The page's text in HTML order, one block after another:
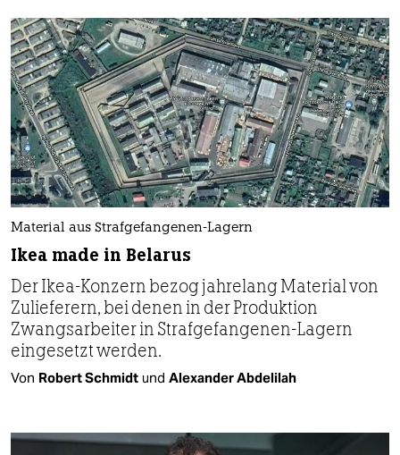
Material aus Strafgefangenen-Lagern
Ikea made in Belarus
Der Ikea-Konzern bezog jahrelang Material von
Zulieferern, bei denen in der Produktion
Zwangsarbeiter in Strafgefangenen-Lagern
eingesetzt werden.
Von Robert Schmidt und Alexander Abdelilah